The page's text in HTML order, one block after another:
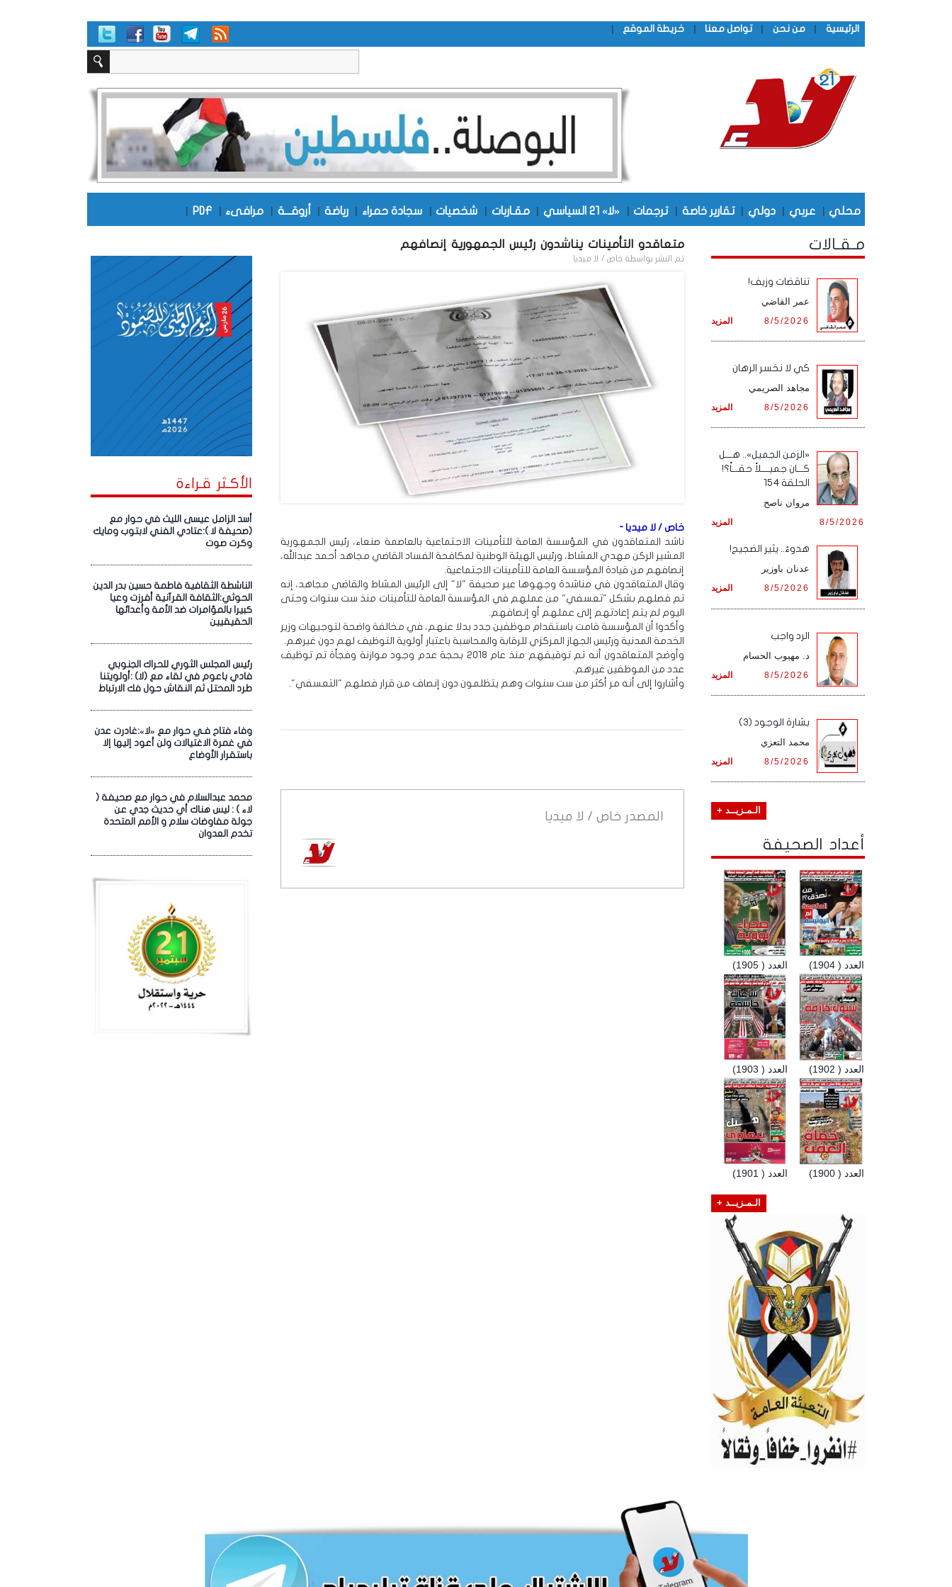
الرئيسية | من نحن | تواصل معنا | خريطة الموقع |
محلي | عربي | دولي | تقارير خاصة | ترجمات | «لا» 21 السياسي | مقـاربات | شخصيات | سجادة حمراء | رياضة | أروقـــة | مرافىء |
PDF
|
الأكـثر قـراءة
أسد الزامل عيسى الليث في حوار مع
(صحيفة لا ):عتادي الفني لابتوب ومايك
وكرت صوت
الناشطة الثقافية فاطمة حسين بدر الدين
الحوثي:الثقافة القرآنية أفرزت وعيا
كبيرا بالمؤامرات ضد الأمة وأعدائها
الحقيقيين
رئيس المجلس الثوري للحراك الجنوبي
فادي باعوم في لقاء مع (لا) :أولويتنا
طرد المحتل ثم النقاش حول فك الارتباط
وفاء فتاح فـي حوار مع «لا»:غادرت عدن
في غمرة الاغتيالات ولن أعود إليها إلا
باستقرار الأوضاع
محمد عبدالسلام في حوار مع صحيفة (
لاء ) : ليس هناك أي حديث جدي عن
جولة مفاوضات سلام و الأمم المتحدة
تخدم العدوان
متعاقدو التأمينات يناشدون رئيس الجمهورية إنصافهم
تم النشر بواسطة خاص / لا ميديا
خاص / لا ميديا -
ناشد المتعاقدون في المؤسسة العامة للتأمينات الاجتماعية بالعاصمة صنعاء، رئيس الجمهورية
المشير الركن مهدي المشاط، ورئيس الهيئة الوطنية لمكافحة الفساد القاضي مجاهد أحمد عبدالله،
إنصافهم من قيادة المؤسسة العامة للتأمينات الاجتماعية.
وقال المتعاقدون في مناشدة وجهوها عبر صحيفة "لا" إلى الرئيس المشاط والقاضي مجاهد، إنه
تم فصلهم بشكل "تعسفي" من عملهم في المؤسسة العامة للتأمينات منذ ست سنوات وحتى
اليوم لم يتم إعادتهم إلى عملهم أو إنصافهم.
وأكدوا أن المؤسسة قامت باستقدام موظفين جدد بدلا عنهم، في مخالفة واضحة لتوجيهات وزير
الخدمة المدنية ورئيس الجهاز المركزي للرقابة والمحاسبة باعتبار أولوية التوظيف لهم دون غيرهم.
وأوضح المتعاقدون أنه تم توقيفهم منذ عام 2018 بحجة عدم وجود موازنة وفجأة تم توظيف
عدد من الموظفين غيرهم.
وأشاروا إلى أنه مر أكثر من ست سنوات وهم يتظلمون دون إنصاف من قرار فصلهم "التعسفي".
المصدر خاص / لا ميديا
مـقـالات
تناقضات وزيف!
عمر القاضي
المزيد 8/5/2026
كي لا نخسر الرهان
مجاهد الصريمي
المزيد 8/5/2026
«الزمن الجميل».. هـــل
كـــان جميــــلاً حقـــاً؟!
الحلقة 154
مروان ناصح
المزيد 8/5/2026
هدوءٌ.. يثير الضجيج!
عدنان باوزير
المزيد 8/5/2026
الرد واجب
د. مهيوب الحسام
المزيد 8/5/2026
بشارة الوجود (3)
محمد التعزي
المزيد 8/5/2026
الـمـزيــد +
أعداد الصحيفة
العدد ( 1905) العدد ( 1904)
العدد ( 1903) العدد ( 1902)
العدد ( 1901) العدد ( 1900)
الـمـزيــد +